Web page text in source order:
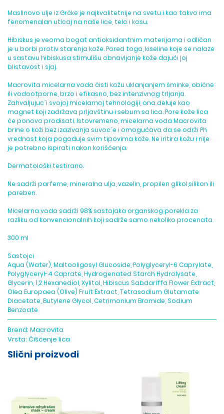
Maslinovo ulje iz Grčke je najkvalitetnije na svetu i kao takvo ima
fenomenalan uticaj na naše lice, telo i kosu.
Hibiskus je veoma bogat antioksidantnim materijama i odličan
je u borbi protiv starenja kože. Pored toga, kiseline koje se nalaze
u sastavu hibiskusa stimulišu obnavljanje kože dajući joj
blistavost i sjaj.
Macrovita micelarna voda čisti kožu uklanjanjem šminke, obične
ili vodootporne, brzo i efikasno, bez intenzivnog trljanja.
Zahvaljujuc´i svojoj micelarnoj tehnologiji, ona deluje kao
magnet koji zadržava prljavštinu i sebum sa lica. Pore kože lica
će ponovo prodisati. Istovremeno, micelarna voda Macrovita
brine o koži bez izazivanja suvoc´e i omogućava da se održi Ph
vrednost koja pogoduje svim tipovima kože. Ne iritira kožu i nije
je potrebno ispirati nakon korišćenja.
Dermatološki testirano.
Ne sadrži parfeme, mineralna ulja, vazelin, propilen glikol,silikon ili
pareben.
Micelarna voda sadrži 98% sastojaka organskog porekla za
razliku od konvencionalnih koji sadrže samo nekoliko procenata.
300 ml
Sastojci
Aqua (Water), Maltooligosyl Glucoside, Polyglyceryl-6 Caprylate,
Polyglyceryl-4 Caprate, Hydrogenated Starch Hydrolysate,
Glycerin, 1,2 Hexanediol, Xylitol, Hibiscus Sabdariffa Flower Extract,
Olea Europaea (Olive) Fruit Extract, Tetrasodium Glutamate
Diacetate, Butylene Glycol, Cetrimonium Bromide, Sodium
Benzoate
Brend:Macrovita
Vrsta:Čišćenje lica
Slični proizvodi